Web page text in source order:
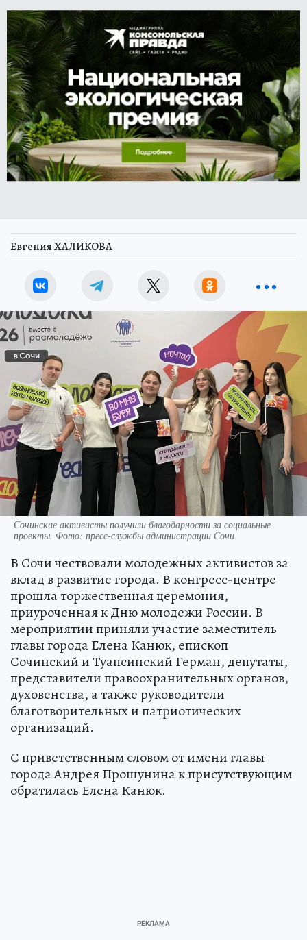
Евгения ХАЛИКОВА
Сочинские активисты получили благодарности за социальные
проекты. Фото: пресс-службы администрации Сочи
В Сочи чествовали молодежных активистов за
вклад в развитие города. В конгресс-центре
прошла торжественная церемония,
приуроченная к Дню молодежи России. В
мероприятии приняли участие заместитель
главы города Елена Канюк, епископ
Сочинский и Туапсинский Герман, депутаты,
представители правоохранительных органов,
духовенства, а также руководители
благотворительных и патриотических
организаций.
С приветственным словом от имени главы
города Андрея Прошунина к присутствующим
обратилась Елена Канюк.